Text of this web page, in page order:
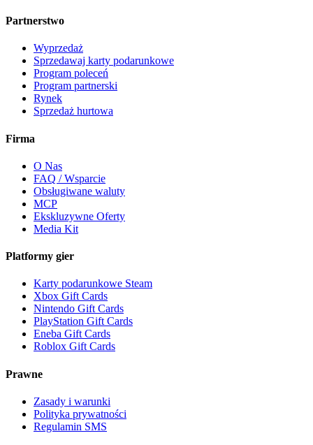
Partnerstwo
Wyprzedaż
Sprzedawaj karty podarunkowe
Program poleceń
Program partnerski
Rynek
Sprzedaż hurtowa
Firma
O Nas
FAQ / Wsparcie
Obsługiwane waluty
MCP
Ekskluzywne Oferty
Media Kit
Platformy gier
Karty podarunkowe Steam
Xbox Gift Cards
Nintendo Gift Cards
PlayStation Gift Cards
Eneba Gift Cards
Roblox Gift Cards
Prawne
Zasady i warunki
Polityka prywatności
Regulamin SMS